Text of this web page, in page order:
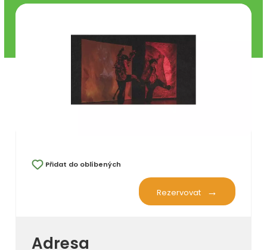
Přidat do oblíbených
Rezervovat
Adresa